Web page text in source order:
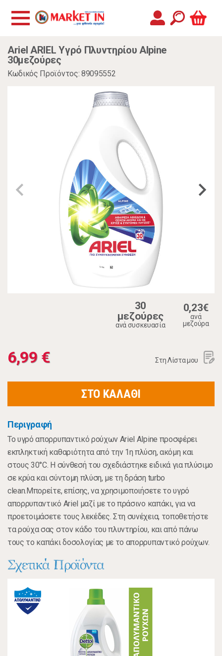
Ariel ARIEL Υγρό Πλυντηρίου Alpine
30μεζούρες
Κωδικός Προϊόντος: 89095552
30
μεζούρες
ανά συσκευασία
0,23€
ανά
μεζούρα
6,99 € Στη Λίστα μου
ΣΤΟ ΚΑΛΑΘΙ
Περιγραφή
Το υγρό απορρυπαντικό ρούχων Ariel Alpine προσφέρει
εκπληκτική καθαριότητα από την 1η πλύση, ακόμη και
στους 30°C. Η σύνθεσή του σχεδιάστηκε ειδικά για πλύσιμο
σε κρύα και σύντομη πλύση, με τη δράση turbo
clean.Μπορείτε, επίσης, να χρησιμοποιήσετε το υγρό
απορρυπαντικό Ariel μαζί με το πράσινο καπάκι, για να
προετοιμάσετε τους λεκέδες. Στη συνέχεια, τοποθετήστε
τα ρούχα σας στον κάδο του πλυντηρίου, και από πάνω
τους το καπάκι δοσολογίας με το απορρυπαντικό ρούχων.
Σχετικά Προϊόντα